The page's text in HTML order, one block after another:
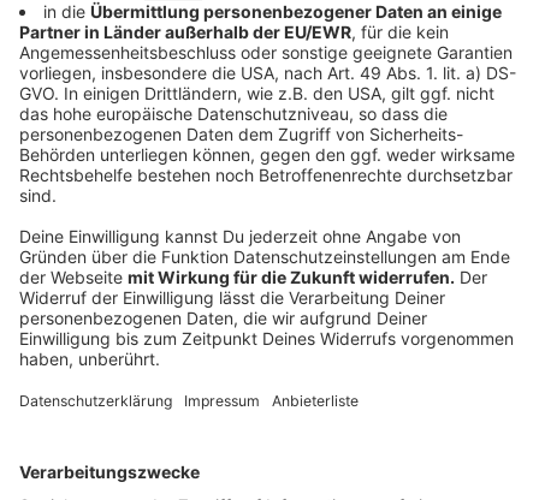
Wir speichern Deine Telefonnummer auf gesicherten
mobilen Endgeräten von Antenne Düsseldorf. Wir erstellen
keine Userprofile und geben die Daten nicht an Dritte
weiter, soweit dies nicht durch die allgemeinen
Geschäftsbedingungen von WhatsApp bereits als
Nutzungsbedingung festgelegt ist. Wir verwenden die
Kontaktnummer bzw. Mobilnummer nur und ausschließlich
telefonische Rückfragen im Rahmen von
Programmaktionen von Antenne Düsseldorf.
Wenn Du nicht möchtest, dass Deine Telefonnummer von
uns gespeichert wird, teile uns dies bitte bei
auch mit, wenn Du möchtest, dass Deine Telefonnummer
werden soll.